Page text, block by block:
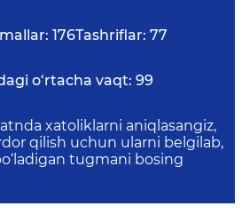
176Tashriflar: 77
o‘rtacha vaqt: 99
xatoliklarni aniqlasangiz,
qilish uchun ularni belgilab,
tugmani bosing